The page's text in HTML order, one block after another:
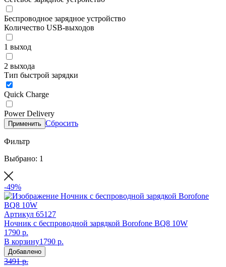
Беспроводное зарядное устройство
Количество USB-выходов
1 выход
2 выхода
Тип быстрой зарядки
Quick Charge
Power Delivery
Применить Сбросить
Фильтр
Выбрано: 1
-49%
Артикул 65127
Ночник с беспроводной зарядкой Borofone BQ8 10W
1790 р.
В корзину1790 р.
Добавлено
3491 р.